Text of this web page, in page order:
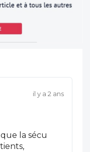
il y a 2 ans
la sécu